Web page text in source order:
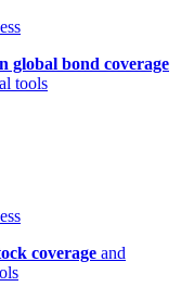
global bond coverage
tools
coverage and